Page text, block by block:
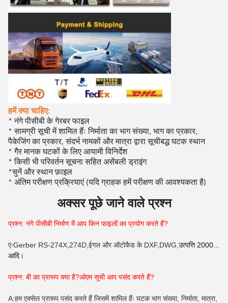
हमें क्या चाहिए:
* नंगे पीसीबी के गेरबर फाइल
* सामग्री सूची में शामिल हैंः निर्माता का भाग संख्या, भाग का प्रकार,
पैकेजिंग का प्रकार, संदर्भ नामकों और मात्रा द्वारा सूचीबद्ध घटक स्थान
* गैर मानक घटकों के लिए आयामी विनिर्देश
* किसी भी परिवर्तन सूचना सहित असेंबली ड्राइंग
*चुनें और स्थान फ़ाइल
* अंतिम परीक्षण प्रक्रियाएं (यदि ग्राहक हमें परीक्षण की आवश्यकता है)
अक्सर पूछे जाने वाले प्रश्न
प्रश्न: नंगे पीसीबी निर्माण में आप किन फाइलों का प्रयोग करते हैं?
एःGerber RS-274X,274D,ईगल और ऑटोकैड के DXF,DWG, उत्पत्ति 2000...
आदि।
प्रश्न: बी का प्रारूप क्या है?ओएम सूची आप पसंद करते हैं?
A:हम एक्सेल प्रारूप पसंद करते हैं जिसमें शामिल हैंः घटक भाग संख्या, निर्माता, मात्रा,